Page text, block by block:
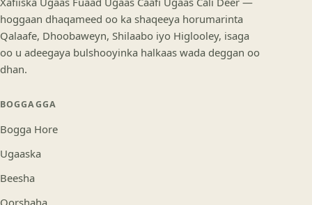
hoggaan dhaqameed oo ka shaqeeya horumarinta
Qalaafe, Dhoobaweyn, Shilaabo iyo Higlooley, isaga
oo u adeegaya bulshooyinka halkaas wada deggan oo
dhan.
BOGGAGGA
Bogga Hore
Ugaaska
Beesha